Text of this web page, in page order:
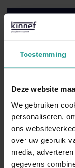
Toestemming
Deze website
We gebruiken
personaliseren,
ons
over uw gebruik
media,
gegevens
Neem contact
STUUR